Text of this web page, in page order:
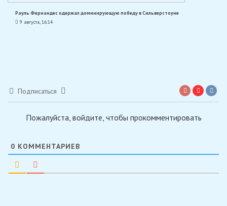
Рауль Фернандес одержал доминирующую победу в Сильверстоуне
9 августа, 16:14
Подписаться
Пожалуйста, войдите, чтобы прокомментировать
0 КОММЕНТАРИЕВ